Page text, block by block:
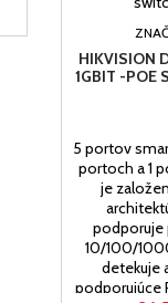
HIKVISION
1GBIT -POE
5 portov
portoch a 1
je
podporuje
10/100/
detekuje
podporujúce